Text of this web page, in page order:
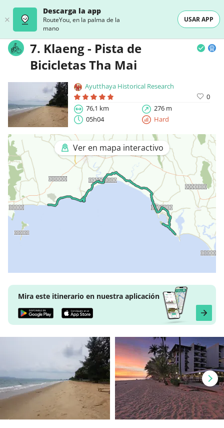
Descarga la app
RouteYou, en la palma de la
mano
USAR APP
7. Klaeng - Pista de
Bicicletas Tha Mai
Ayutthaya Historical Research
0
76,1 km
276 m
05h04
Hard
Ver en mapa interactivo
Mira este itinerario en nuestra aplicación